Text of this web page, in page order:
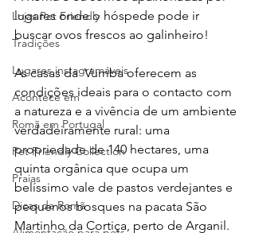
Lojas Pet Friendly
Tradições
Lugares instagramáveis
Acontece em
Romã em Portugal
Pet Friendly Collection
Praias
Dicas da Romã
lugares onde o hóspede pode ir
buscar ovos frescos ao galinheiro!
As casas da  Vumba oferecem as
condições ideais para o contacto com
a natureza e a vivência de um ambiente
verdadeiramente rural: uma
propriedade de 140 hectares, uma
quinta orgânica que ocupa um
belíssimo vale de pastos verdejantes e
pequenos bosques na pacata São
Martinho da Cortiça, perto de Arganil.